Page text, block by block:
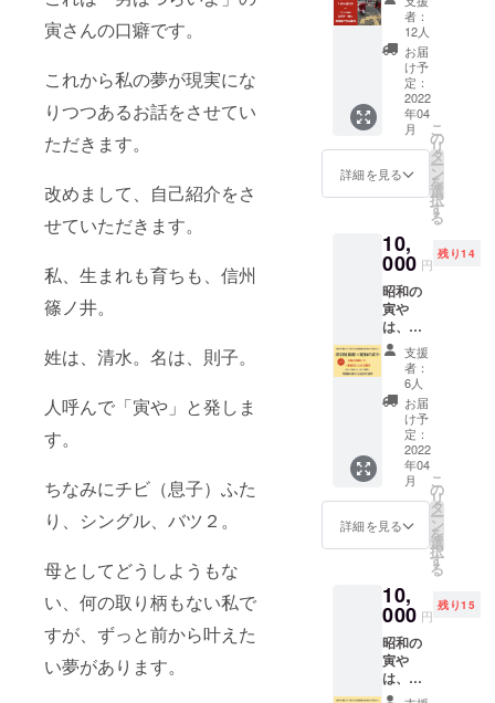
寅さんの口癖です。
これから私の夢が現実にな
りつつあるお話をさせてい
ただきます。
改めまして、自己紹介をさ
せていただきます。
私、生まれも育ちも、信州
篠ノ井。
姓は、清水。名は、則子。
人呼んで「寅や」と発しま
す。
ちなみにチビ（息子）ふた
り、シングル、バツ２。
母としてどうしようもな
い、何の取り柄もない私で
すが、ずっと前から叶えた
い夢があります。
（3,000
円相
当）を
ご提供
いたし
ます。
※宿泊券
の有効
期限は
発行か
※オリジ
ナルの
カーは
宿泊時
にお渡
しさせ
ていた
だきま
す。 ※
リター
ンに交
通費は
含まれ
ませ
ん。自
己負担
承くだ
さい。
田温泉
の目と
鼻の先
にあり
ます。
そし
て、こ
の温泉
街を
もっと
元気に
ていま
す。
https://
chikum
a-
kanko.c
om/tour
guide/to
guraka
miyam
ada/ そ
こで、
清水則
子が戸
倉上山
田温泉
らには
クリー
プ活動
に取り
組める
者：
12人
お届
け予
定：
2022
年04
月
詳細を見る
こ
の
リ
タ
ー
ン
を
選
択
す
る
10,
000 円
残り14
昭和の
寅や
は、戸
倉上山
田温泉
の目と
鼻の先
にあり
ます。
そし
て、こ
の温泉
街を
もっと
元気に
ていま
す。 そ
こで、
近所に
ある
「有田
屋旅館
支援
者：
6人
お届
け予
定：
2022
年04
月
詳細を見る
こ
の
リ
タ
ー
ン
を
選
択
す
る
10,
000 円
残り15
昭和の
寅や
は、戸
倉上山